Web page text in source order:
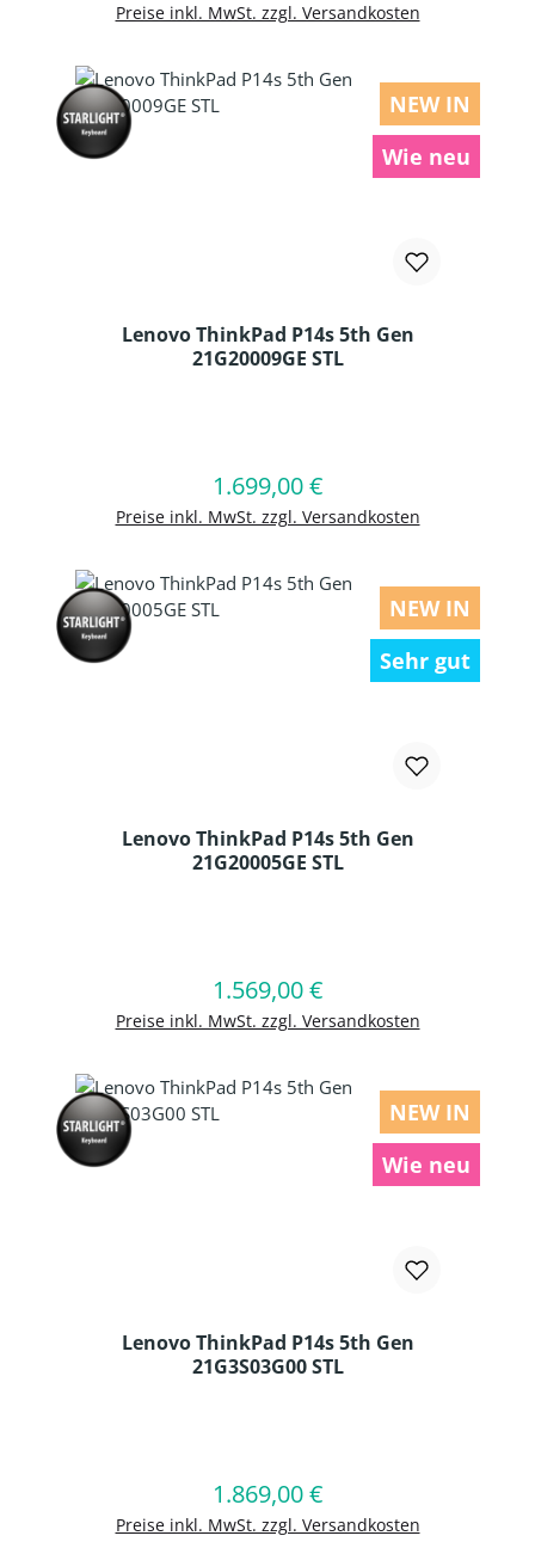
Preise inkl. MwSt. zzgl. Versandkosten
NEW IN
Wie neu
Lenovo ThinkPad P14s 5th Gen
21G20009GE STL
Regulärer Preis:
1.699,00 €
Preise inkl. MwSt. zzgl. Versandkosten
In den Warenkorb
NEW IN
Sehr gut
Lenovo ThinkPad P14s 5th Gen
21G20005GE STL
Regulärer Preis:
1.569,00 €
Preise inkl. MwSt. zzgl. Versandkosten
In den Warenkorb
NEW IN
Wie neu
Lenovo ThinkPad P14s 5th Gen
21G3S03G00 STL
Regulärer Preis:
1.869,00 €
Preise inkl. MwSt. zzgl. Versandkosten
In den Warenkorb